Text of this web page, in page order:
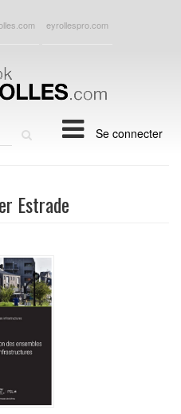
eyrollespro.com
Se connecter
Estrade